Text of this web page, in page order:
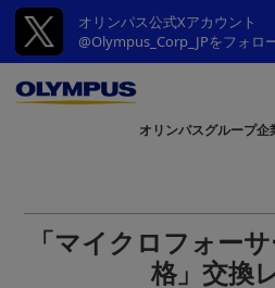
オリンパス公式Xアカウント
@Olympus_Corp_JPをフォロ
オリンパスグループ企
「マイクロフォー
格」交換